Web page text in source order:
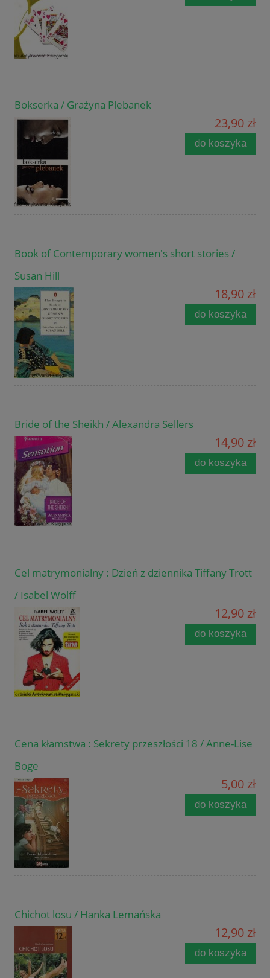
Bokserka / Grażyna Plebanek
23,90 zł
do koszyka
Book of Contemporary women's short stories /
Susan Hill
18,90 zł
do koszyka
Bride of the Sheikh / Alexandra Sellers
14,90 zł
do koszyka
Cel matrymonialny : Dzień z dziennika Tiffany Trott
/ Isabel Wolff
12,90 zł
do koszyka
Cena kłamstwa : Sekrety przeszłości 18 / Anne-Lise
Boge
5,00 zł
do koszyka
Chichot losu / Hanka Lemańska
12,90 zł
do koszyka